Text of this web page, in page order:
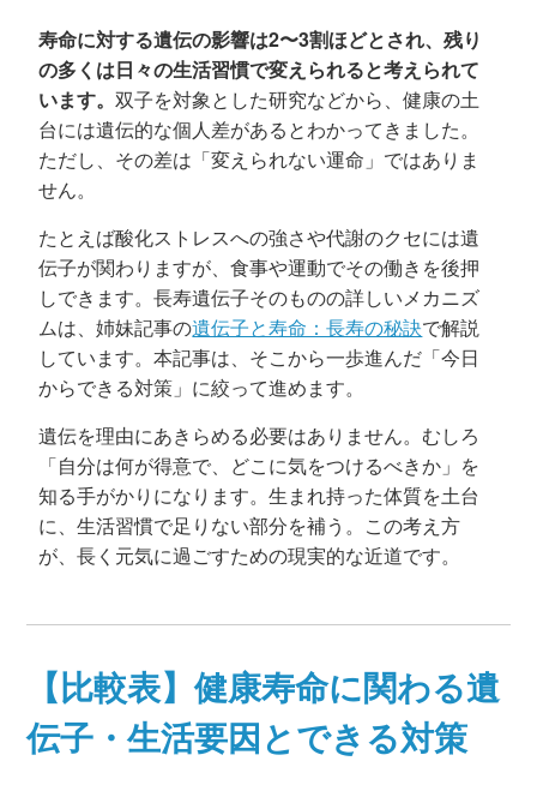
寿命に対する遺伝の影響は2〜3割ほどとされ、残り
の多くは日々の生活習慣で変えられると考えられて
います。双子を対象とした研究などから、健康の土
台には遺伝的な個人差があるとわかってきました。
ただし、その差は「変えられない運命」ではありま
せん。
たとえば酸化ストレスへの強さや代謝のクセには遺
伝子が関わりますが、食事や運動でその働きを後押
しできます。長寿遺伝子そのものの詳しいメカニズ
ムは、姉妹記事の遺伝子と寿命：長寿の秘訣で解説
しています。本記事は、そこから一歩進んだ「今日
からできる対策」に絞って進めます。
遺伝を理由にあきらめる必要はありません。むしろ
「自分は何が得意で、どこに気をつけるべきか」を
知る手がかりになります。生まれ持った体質を土台
に、生活習慣で足りない部分を補う。この考え方
が、長く元気に過ごすための現実的な近道です。
【比較表】健康寿命に関わる遺
伝子・生活要因とできる対策